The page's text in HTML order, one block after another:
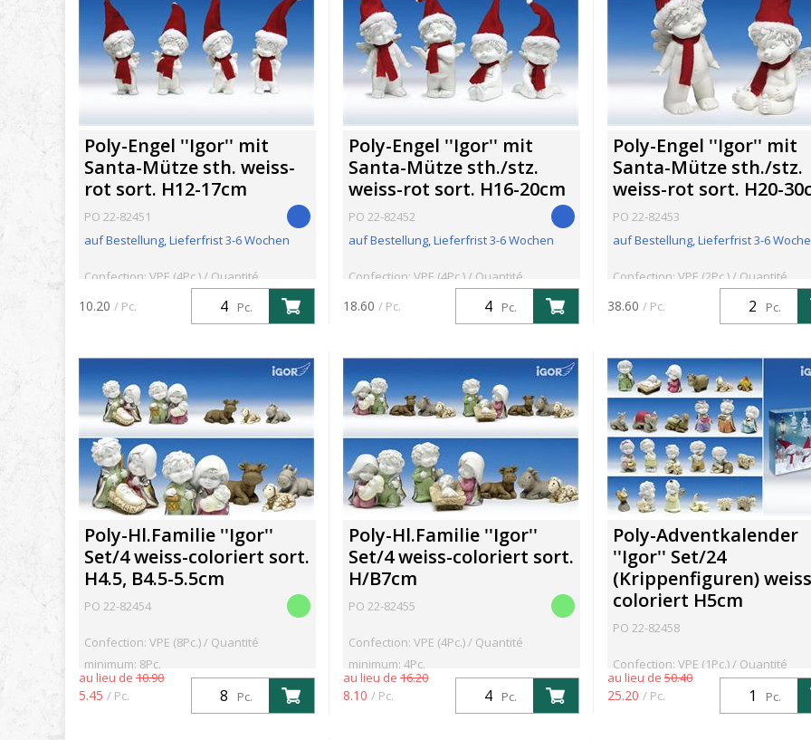
Poly-Engel ''Igor'' mit
Santa-Mütze sth. weiss-
rot sort. H12-17cm
PO 22-82451
auf Bestellung, Lieferfrist 3-6 Wochen
Confection: VPE (4Pc.) / Quantité
minimum: 4Pc.
Pc.
10.20 / Pc.
Poly-Engel ''Igor'' mit
Santa-Mütze sth./stz.
weiss-rot sort. H16-20cm
PO 22-82452
auf Bestellung, Lieferfrist 3-6 Wochen
Confection: VPE (4Pc.) / Quantité
minimum: 4Pc.
Pc.
18.60 / Pc.
Poly-Engel ''Igor'' mit
Santa-Mütze sth./stz.
weiss-rot sort. H20-
PO 22-82453
auf Bestellung, Lieferfrist 3-6
Confection: VPE (2Pc.) / Quantité
minimum: 2Pc.
Pc.
38.60 / Pc.
Poly-Hl.Familie ''Igor''
Set/4 weiss-coloriert sort.
H4.5, B4.5-5.5cm
PO 22-82454
Confection: VPE (8Pc.) / Quantité
minimum: 8Pc.
Pc.
au lieu de 10.90
5.45 / Pc.
Poly-Hl.Familie ''Igor''
Set/4 weiss-coloriert sort.
H/B7cm
PO 22-82455
Confection: VPE (4Pc.) / Quantité
minimum: 4Pc.
Pc.
au lieu de 16.20
8.10 / Pc.
Poly-Adventkalender
''Igor'' Set/24
(Krippenfiguren)
coloriert H5cm
PO 22-82458
Confection: VPE (1Pc.) / Quantité
minimum: 1Pc.
Pc.
au lieu de 50.40
25.20 / Pc.